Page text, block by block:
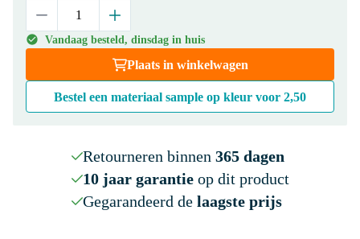
Vandaag besteld, dinsdag in huis
Plaats in winkelwagen
Bestel een materiaal sample op kleur voor 2,50
Retourneren binnen 365 dagen
10 jaar garantieop dit product
Gegarandeerd de laagste prijs